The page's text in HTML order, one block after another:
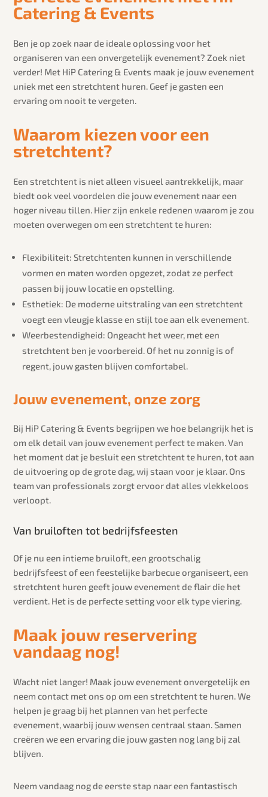
Catering & Events
Ben je op zoek naar de ideale oplossing voor het
organiseren van een onvergetelijk evenement? Zoek niet
verder! Met HiP Catering & Events maak je jouw evenement
uniek met een stretchtent huren. Geef je gasten een
ervaring om nooit te vergeten.
Waarom kiezen voor een
stretchtent?
Een stretchtent is niet alleen visueel aantrekkelijk, maar
biedt ook veel voordelen die jouw evenement naar een
hoger niveau tillen. Hier zijn enkele redenen waarom je zou
moeten overwegen om een stretchtent te huren:
Flexibiliteit: Stretchtenten kunnen in verschillende
vormen en maten worden opgezet, zodat ze perfect
passen bij jouw locatie en opstelling.
Esthetiek: De moderne uitstraling van een stretchtent
voegt een vleugje klasse en stijl toe aan elk evenement.
Weerbestendigheid: Ongeacht het weer, met een
stretchtent ben je voorbereid. Of het nu zonnig is of
regent, jouw gasten blijven comfortabel.
Jouw evenement, onze zorg
Bij HiP Catering & Events begrijpen we hoe belangrijk het is
om elk detail van jouw evenement perfect te maken. Van
het moment dat je besluit een stretchtent te huren, tot aan
de uitvoering op de grote dag, wij staan voor je klaar. Ons
team van professionals zorgt ervoor dat alles vlekkeloos
verloopt.
Van bruiloften tot bedrijfsfeesten
Of je nu een intieme bruiloft, een grootschalig
bedrijfsfeest of een feestelijke barbecue organiseert, een
stretchtent huren geeft jouw evenement de flair die het
verdient. Het is de perfecte setting voor elk type viering.
Maak jouw reservering
vandaag nog!
Wacht niet langer! Maak jouw evenement onvergetelijk en
neem contact met ons op om een stretchtent te huren. We
helpen je graag bij het plannen van het perfecte
evenement, waarbij jouw wensen centraal staan. Samen
creëren we een ervaring die jouw gasten nog lang bij zal
blijven.
Neem vandaag nog de eerste stap naar een fantastisch